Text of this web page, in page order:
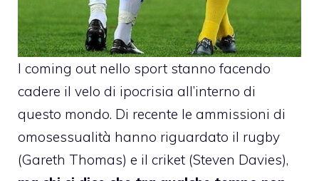
I coming out nello sport stanno facendo
cadere il velo di ipocrisia all’interno di
questo mondo. Di recente le ammissioni di
omosessualità hanno riguardato il rugby
(Gareth Thomas) e il criket (Steven Davies),